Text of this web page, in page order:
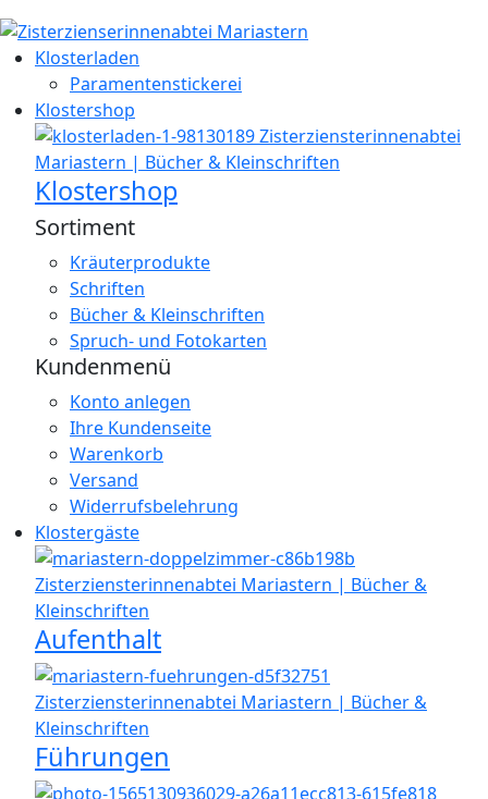
Klosterladen
Paramentenstickerei
Klostershop
Klostershop
Sortiment
Kräuterprodukte
Schriften
Bücher & Kleinschriften
Spruch- und Fotokarten
Kundenmenü
Konto anlegen
Ihre Kundenseite
Warenkorb
Versand
Widerrufsbelehrung
Klostergäste
Aufenthalt
Führungen